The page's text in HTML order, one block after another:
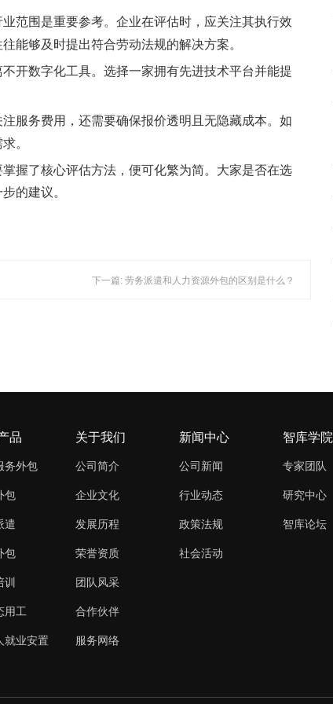
范围是重要参考。企业在评估时，应关注其执行效
能够及时提出符合劳动法规的解决方案。
开数字化工具。选择一家拥有先进技术平台并能提
服务费用，还需要确保报价透明且无隐藏成本。如
。
握了核心评估方法，便可化繁为简。大家是否在选
的建议。
下一篇: 劳务派遣和人力资源外包的区别是什么？
品
务外包
包
遣
包
训
用工
就业安置
关于我们
公司简介
企业文化
发展历程
荣誉资质
团队风采
合作伙伴
服务网络
新闻中心
公司新闻
行业动态
政策法规
社会活动
智库学院
专家团队
研究中心
智库论坛